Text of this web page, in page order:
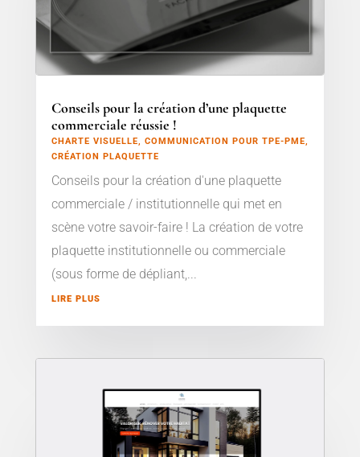
Conseils pour la création d’une plaquette
commerciale réussie !
CHARTE VISUELLE COMMUNICATION POUR TPE-PME
CRÉATION PLAQUETTE
Conseils pour la création d'une plaquette
commerciale / institutionnelle qui met en
scène votre savoir-faire ! La création de votre
plaquette institutionnelle ou commerciale
(sous forme de dépliant,...
LIRE PLUS